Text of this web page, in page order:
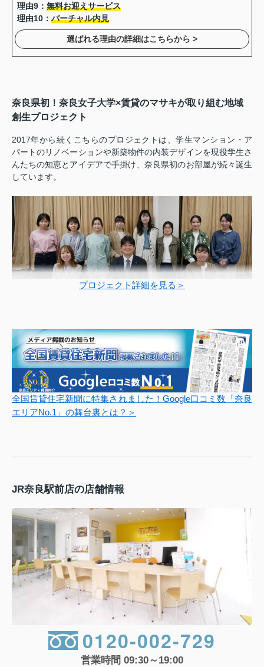
理由9：無料お迎えサービス
理由10：バーチャル内見
選ばれる理由の詳細はこちらから >
奈良県初！奈良女子大学×賃貸のマサキが取り組む地域
創生プロジェクト
2017年から続くこちらのプロジェクトは、学生マンション・ア
パートのリノベーションや新築物件の内装デザインを現役学生さ
んたちの知恵とアイデアで手掛け、奈良県初のお部屋が続々誕生
しています。
プロジェクト詳細を見る＞
全国賃貸住宅新聞に特集されました！Google口コミ数「奈良
エリアNo.1」の舞台裏とは？＞
JR奈良駅前店の店舗情報
0120-002-729
営業時間 09:30～19:00